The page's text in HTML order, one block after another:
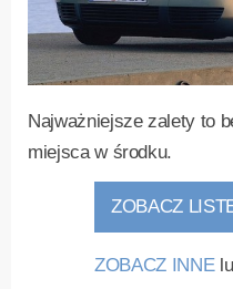
Najważniejsze zalety to
miejsca w środku.
ZOBACZ
ZOBACZ INNE